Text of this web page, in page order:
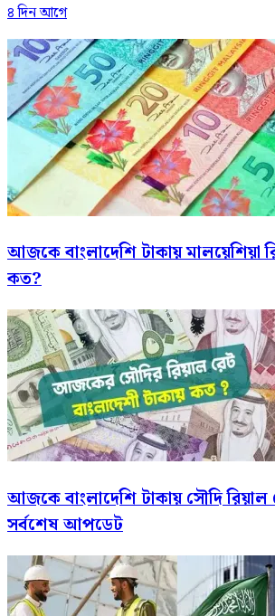
৪ দিন আগে
আজকে বাংলাদেশি টাকায় মালয়েশিয়া
কত?
আজকে বাংলাদেশি টাকায় সৌদি
সর্বশেষ আপডেট